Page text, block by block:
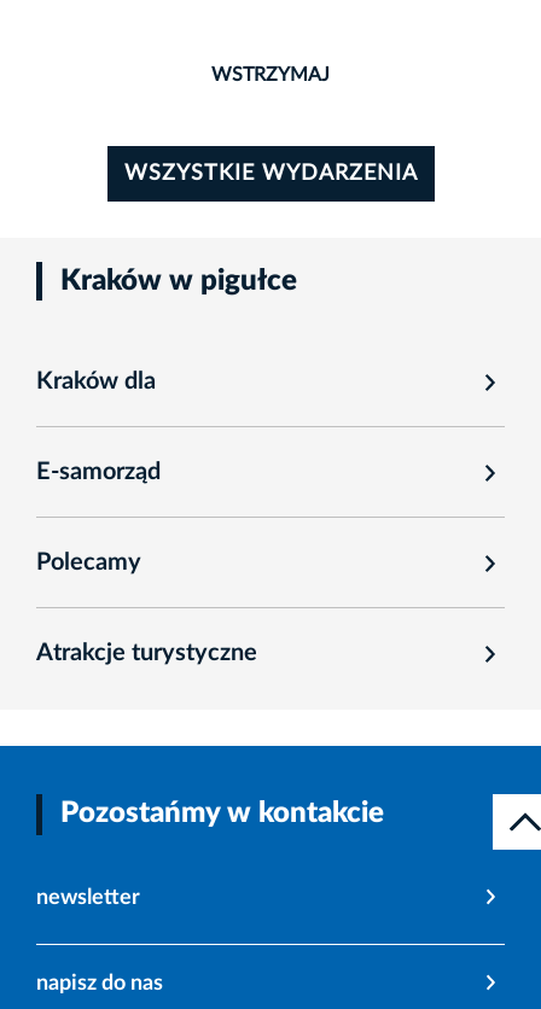
WSTRZYMAJ
WSZYSTKIE WYDARZENIA
Kraków w pigułce
Kraków dla
E-samorząd
Polecamy
Atrakcje turystyczne
Pozostańmy w kontakcie
newsletter
napisz do nas